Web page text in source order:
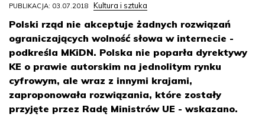
PUBLIKACJA: 03.07.2018 Kultura i sztuka
Polski rząd nie akceptuje żadnych rozwiązań
ograniczających wolność słowa w internecie -
podkreśla MKiDN. Polska nie poparła dyrektywy
KE o prawie autorskim na jednolitym rynku
cyfrowym, ale wraz z innymi krajami,
zaproponowała rozwiązania, które zostały
przyjęte przez Radę Ministrów UE - wskazano.